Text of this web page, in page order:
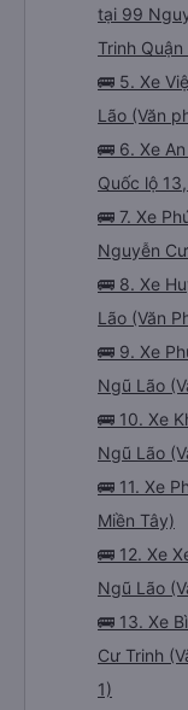
tại 99
Trinh Quận
🚌 5. Xe
Lão (Văn
🚌 6. Xe
Quốc lộ
🚌 7. Xe
Nguyễn
🚌 8. Xe
Lão (Văn
🚌 9. Xe
Ngũ Lão
🚌 10. Xe
Ngũ Lão
🚌 11. Xe
Miền Tây)
🚌 12. Xe
Ngũ Lão
🚌 13. Xe
Cư Trinh
1)